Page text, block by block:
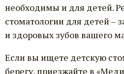
необходимы и для детей.
стоматологии для детей –
и здоровых зубов вашего
Если вы ищете детскую
берегу, приезжайте в